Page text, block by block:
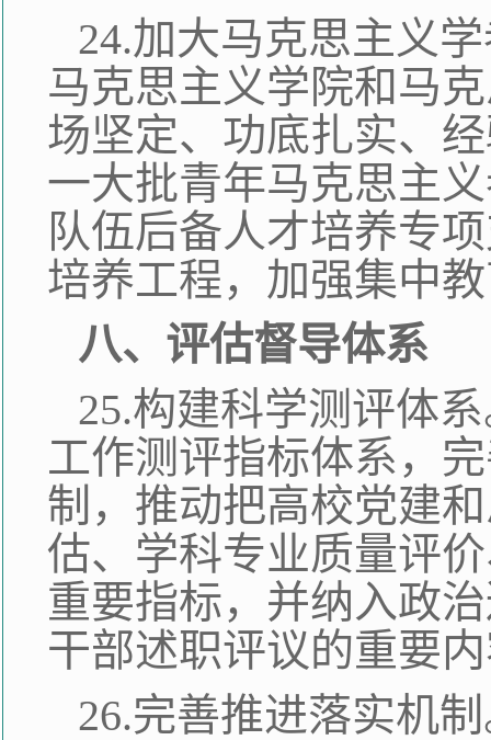
24.加大马克思主义
马克思主义学院和马
场坚定、功底扎实、
一大批青年马克思主
队伍后备人才培养专
培养工程，加强集中
八、评估督导体系
25.构建科学测评体
工作测评指标体系，
制，推动把高校党建
估、学科专业质量评
重要指标，并纳入政
干部述职评议的重要
26.完善推进落实机